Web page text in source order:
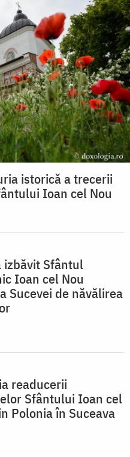
istorică a trecerii
Ioan cel Nou
izbăvit Sfântul
Ioan cel Nou
Sucevei de năvălirea
readucerii
Sfântului Ioan cel
Polonia în Suceava